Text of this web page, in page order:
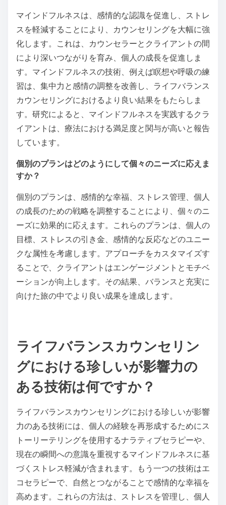
マインドフルネスは、感情的な認識を促進し、ストレ
スを軽減することにより、カウンセリングを大幅に強
化します。これは、カウンセラーとクライアントの間
により深いつながりを育み、個人の成長を促進しま
す。マインドフルネスの技術、例えば瞑想や呼吸の練
習は、集中力と感情の調整を改善し、ライフバランス
カウンセリングにおけるより良い結果をもたらしま
す。研究によると、マインドフルネスを実践するクラ
イアントは、療法における満足度と関与が高いと報告
しています。
個別のプランはどのようにして個々のニーズに応えま
すか？
個別のプランは、感情的な幸福、ストレス管理、個人
の成長のための戦略を調整することにより、個々のニ
ーズに効果的に応えます。これらのプランは、個人の
目標、ストレスの引き金、感情的な反応などのユニー
クな属性を考慮します。アプローチをカスタマイズす
ることで、クライアントはエンゲージメントとモチベ
ーションが向上します。その結果、バランスと充実に
向けた旅の中でより良い成果を達成します。
ライフバランスカウンセリン
グにおける珍しいが影響力の
ある技術は何ですか？
ライフバランスカウンセリングにおける珍しいが影響
力のある技術には、個人の経験を再形成するためにス
トーリーテリングを使用するナラティブセラピーや、
現在の瞬間への意識を重視するマインドフルネスに基
づくストレス軽減が含まれます。もう一つの技術はエ
コセラピーで、自然とつながることで感情的な幸福を
高めます。これらの方法は、ストレスを管理し、個人